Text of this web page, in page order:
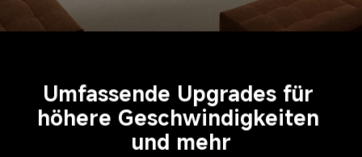
Umfassende Upgrades für
höhere Geschwindigkeiten
und mehr